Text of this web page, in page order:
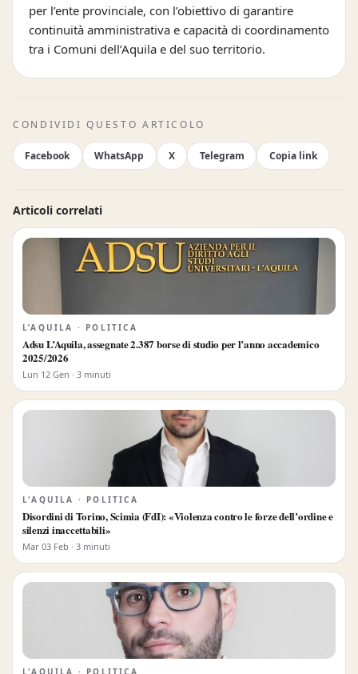
per l’ente provinciale, con l’obiettivo di garantire
continuità amministrativa e capacità di coordinamento
tra i Comuni dell’Aquila e del suo territorio.
CONDIVIDI QUESTO ARTICOLO
Facebook WhatsApp X Telegram Copia link
Articoli correlati
L’AQUILA · POLITICA
Adsu L’Aquila, assegnate 2.387 borse di studio per l’anno accademico
2025/2026
Lun 12 Gen · 3 minuti
L'AQUILA · POLITICA
Disordini di Torino, Scimia (FdI): «Violenza contro le forze dell’ordine e
silenzi inaccettabili»
Mar 03 Feb · 3 minuti